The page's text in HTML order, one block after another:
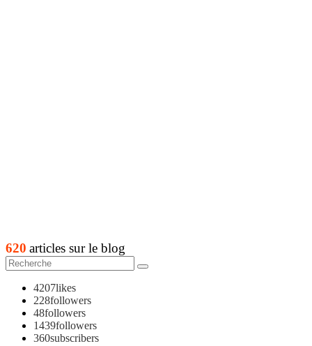
620 articles sur le blog
4207likes
228followers
48followers
1439followers
360subscribers